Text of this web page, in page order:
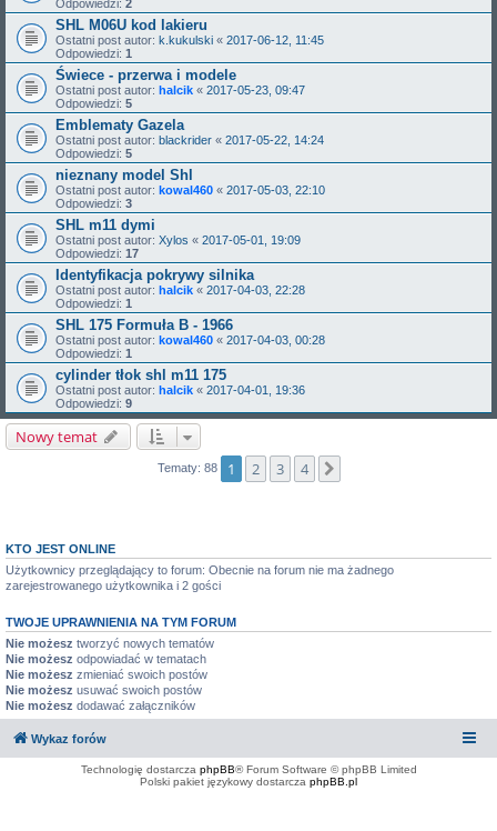
Odpowiedzi: 2
SHL M06U kod lakieru
Ostatni post autor: k.kukulski « 2017-06-12, 11:45
Odpowiedzi: 1
Świece - przerwa i modele
Ostatni post autor: halcik « 2017-05-23, 09:47
Odpowiedzi: 5
Emblematy Gazela
Ostatni post autor: blackrider « 2017-05-22, 14:24
Odpowiedzi: 5
nieznany model Shl
Ostatni post autor: kowal460 « 2017-05-03, 22:10
Odpowiedzi: 3
SHL m11 dymi
Ostatni post autor: Xylos « 2017-05-01, 19:09
Odpowiedzi: 17
Identyfikacja pokrywy silnika
Ostatni post autor: halcik « 2017-04-03, 22:28
Odpowiedzi: 1
SHL 175 Formuła B - 1966
Ostatni post autor: kowal460 « 2017-04-03, 00:28
Odpowiedzi: 1
cylinder tłok shl m11 175
Ostatni post autor: halcik « 2017-04-01, 19:36
Odpowiedzi: 9
Nowy temat
Tematy: 88 1 2 3 4
KTO JEST ONLINE
Użytkownicy przeglądający to forum: Obecnie na forum nie ma żadnego
zarejestrowanego użytkownika i 2 gości
TWOJE UPRAWNIENIA NA TYM FORUM
Nie możesz tworzyć nowych tematów
Nie możesz odpowiadać w tematach
Nie możesz zmieniać swoich postów
Nie możesz usuwać swoich postów
Nie możesz dodawać załączników
Wykaz forów
Technologię dostarcza phpBB® Forum Software © phpBB Limited
Polski pakiet językowy dostarcza phpBB.pl